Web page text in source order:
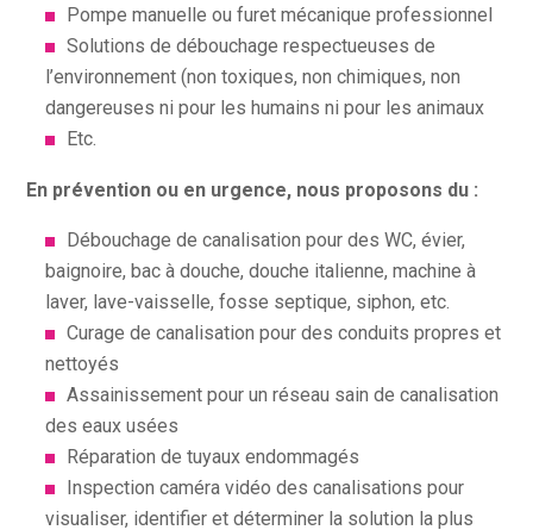
Pompe manuelle ou furet mécanique professionnel
Solutions de débouchage respectueuses de
l’environnement (non toxiques, non chimiques, non
dangereuses ni pour les humains ni pour les animaux
Etc.
En prévention ou en urgence, nous proposons du :
Débouchage de canalisation pour des WC, évier,
baignoire, bac à douche, douche italienne, machine à
laver, lave-vaisselle, fosse septique, siphon, etc.
Curage de canalisation pour des conduits propres et
nettoyés
Assainissement pour un réseau sain de canalisation
des eaux usées
Réparation de tuyaux endommagés
Inspection caméra vidéo des canalisations pour
visualiser, identifier et déterminer la solution la plus